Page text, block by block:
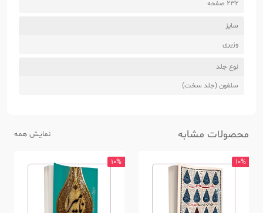
232 صفحه
سایز
وزیری
نوع جلد
سلفون (جلد سخت)
محصولات مشابه نمایش همه
10%
10%